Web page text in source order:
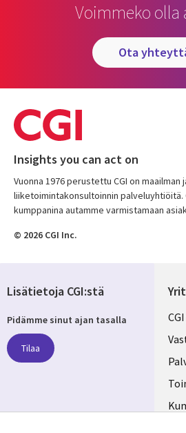
Voimmeko olla
ota
Insights you can act on
Vuonna 1976 perustettu CGI on maailman
liiketoimintakonsultoinnin palveluyhtiöitä.
kumppanina autamme varmistamaan
© 2026 CGI Inc.
Lisätietoja CGI:stä
Pidämme sinut ajan tasalla
Tilaa